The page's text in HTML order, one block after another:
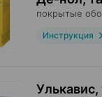
покрытые
Инструкция
Улькавис,